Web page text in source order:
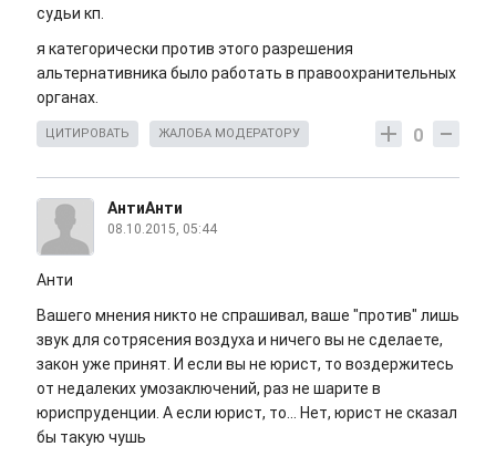
судьи кп.
я категорически против этого разрешения
альтернативника было работать в правоохранительных
органах.
0
ЦИТИРОВАТЬ ЖАЛОБА МОДЕРАТОРУ
АнтиАнти
08.10.2015, 05:44
Анти
Вашего мнения никто не спрашивал, ваше "против" лишь
звук для сотрясения воздуха и ничего вы не сделаете,
закон уже принят. И если вы не юрист, то воздержитесь
от недалеких умозаключений, раз не шарите в
юриспруденции. А если юрист, то... Нет, юрист не сказал
бы такую чушь